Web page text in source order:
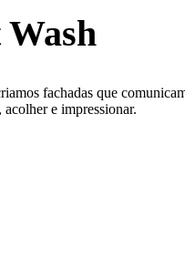
fachadas que
e impressionar.